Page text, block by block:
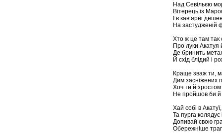
Над Севільєю
Вітерець із
І в кав’ярні
На застудженій
Хто ж це там так
Про луки Акатуя
Де бринить
Й схід блідий і
Краще зваж ти,
Дим засніжених
Хоч ти й зростом
Не пройшов би й
Хай собі в
Та пурга колядує
Допивай свою
Обережніше